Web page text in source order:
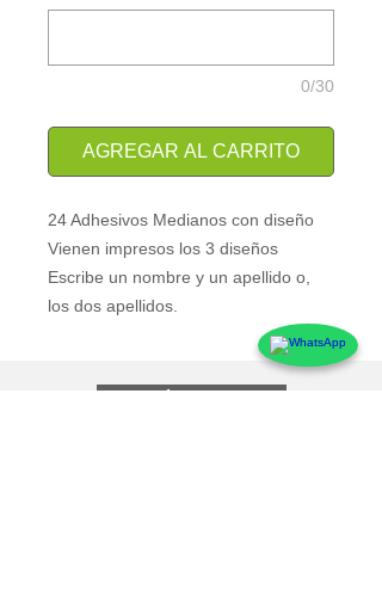
0/30
AGREGAR AL CARRITO
24 Adhesivos Medianos con diseño
Vienen impresos los 3 diseños
Escribe un nombre y un apellido o,
los dos apellidos.
Atención al Cliente